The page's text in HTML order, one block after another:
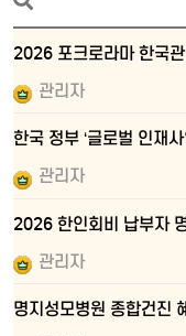
2026 포크로라마 한국
관리자
한국 정부 ‘글로벌 인재
관리자
2026 한인회비 납부자
관리자
명지성모병원 종합건진